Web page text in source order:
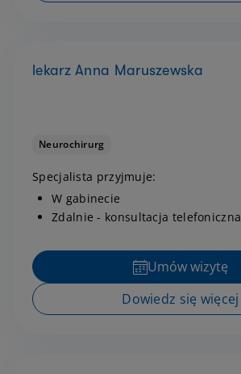
lekarz Anna Maruszewska
Neurochirurg
Specjalista przyjmuje:
W gabinecie
Zdalnie - konsultacja telefoniczna
Umów wizytę
Dowiedz się więcej